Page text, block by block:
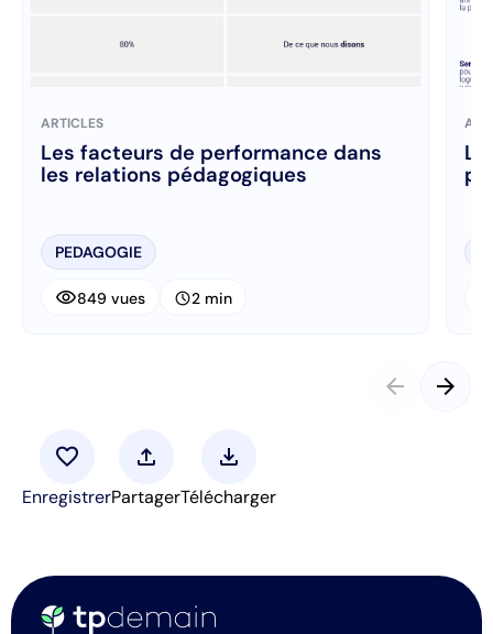
ARTICLES
Les facteurs de performance dans
les relations pédagogiques
PEDAGOGIE
visibility849 vues schedule2 min
arrow_back arrow_forward
favorite
Enregistrer
upload
Partager
download
Télécharger